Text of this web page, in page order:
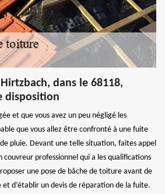
dans le 68118,
disposition
et que vous avez un peu négligé les
que vous allez être confronté à une fuite
pluie. Devant une telle situation, faites appel
couvreur professionnel qui a les qualifications
une pose de bâche de toiture avant de
d’établir un devis de réparation de la fuite.